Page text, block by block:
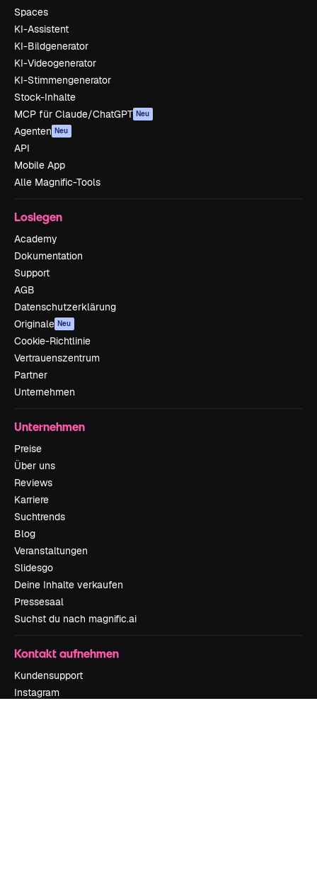
Spaces
KI-Assistent
KI-Bildgenerator
KI-Videogenerator
KI-Stimmengenerator
Stock-Inhalte
MCP für Claude/ChatGPT Neu
Agenten Neu
API
Mobile App
Alle Magnific-Tools
Loslegen
Academy
Dokumentation
Support
AGB
Datenschutzerklärung
Originale Neu
Cookie-Richtlinie
Vertrauenszentrum
Partner
Unternehmen
Unternehmen
Preise
Über uns
Reviews
Karriere
Suchtrends
Blog
Veranstaltungen
Slidesgo
Deine Inhalte verkaufen
Pressesaal
Suchst du nach magnific.ai
Kontakt aufnehmen
Kundensupport
Instagram